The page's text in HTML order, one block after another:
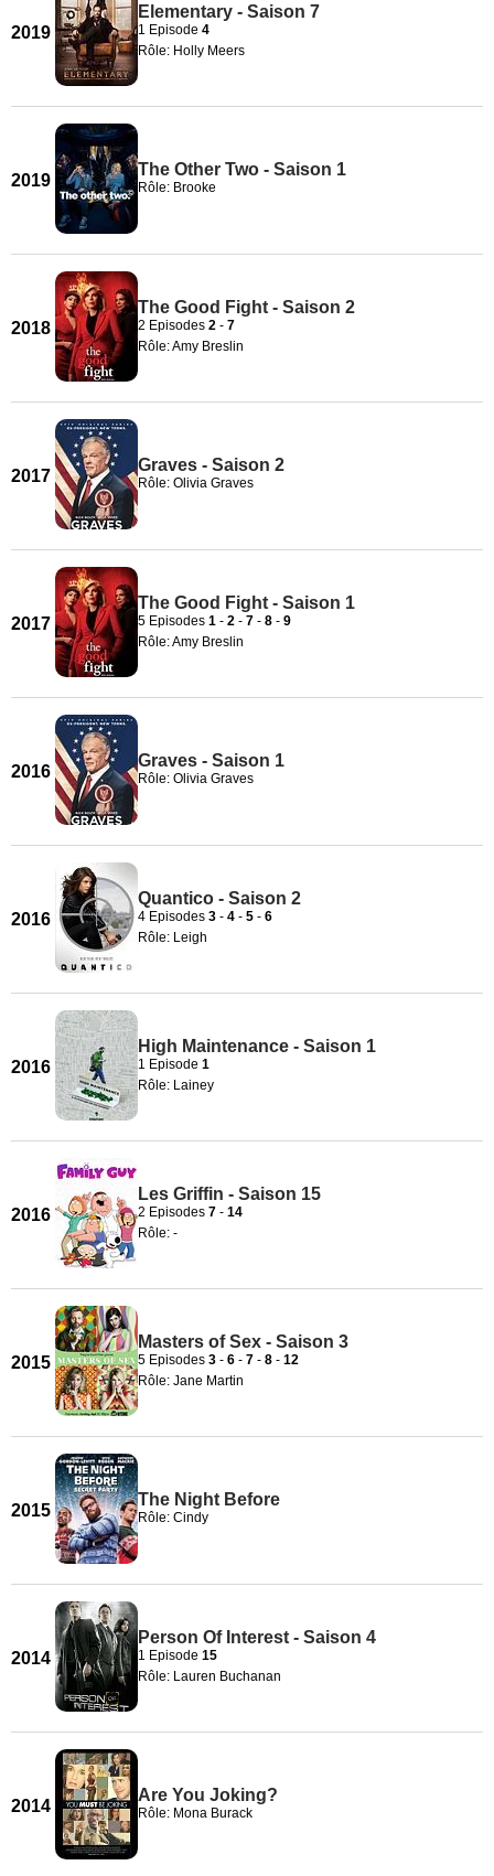
2019
Elementary - Saison 7
1 Episode 4
Rôle: Holly Meers
2019
The Other Two - Saison 1
Rôle: Brooke
2018
The Good Fight - Saison 2
2 Episodes 2 - 7
Rôle: Amy Breslin
2017
Graves - Saison 2
Rôle: Olivia Graves
2017
The Good Fight - Saison 1
5 Episodes 1 - 2 - 7 - 8 - 9
Rôle: Amy Breslin
2016
Graves - Saison 1
Rôle: Olivia Graves
2016
Quantico - Saison 2
4 Episodes 3 - 4 - 5 - 6
Rôle: Leigh
2016
High Maintenance - Saison 1
1 Episode 1
Rôle: Lainey
2016
Les Griffin - Saison 15
2 Episodes 7 - 14
Rôle: -
2015
Masters of Sex - Saison 3
5 Episodes 3 - 6 - 7 - 8 - 12
Rôle: Jane Martin
2015
The Night Before
Rôle: Cindy
2014
Person Of Interest - Saison 4
1 Episode 15
Rôle: Lauren Buchanan
2014
Are You Joking?
Rôle: Mona Burack